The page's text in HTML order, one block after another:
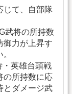
じて、自部隊
武将の所持数
御力が上昇す
・英雄台頭戦
の所持数に応
とダメージ武